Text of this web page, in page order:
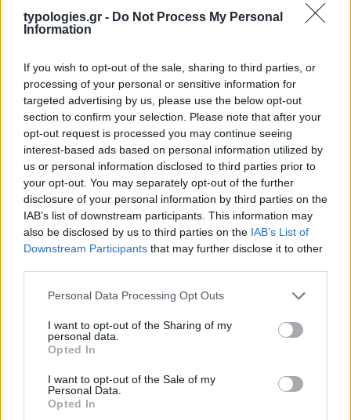
typologies.gr - Do Not Process My Personal
Information
If you wish to opt-out of the sale, sharing to third parties, or
processing of your personal or sensitive information for
targeted advertising by us, please use the below opt-out
section to confirm your selection. Please note that after your
opt-out request is processed you may continue seeing
interest-based ads based on personal information utilized by
us or personal information disclosed to third parties prior to
your opt-out. You may separately opt-out of the further
disclosure of your personal information by third parties on the
IAB’s list of downstream participants. This information may
also be disclosed by us to third parties on the IAB’s List of
Downstream Participants that may further disclose it to other
Please note that this website/app uses one or more Google
not limited to your visit or usage behaviour. You may click to
grant or deny consent to Google and its third-party tags to
use your data for below specified purposes in below Google
consent section.
Personal Data Processing Opt Outs
I want to opt-out of the Sharing of my
personal data.
Opted In
I want to opt-out of the Sale of my
Personal Data.
Opted In
Η ΣΤΗΛΗ ΜΑΣ